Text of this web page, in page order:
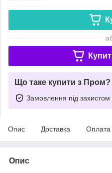
Що таке купити з Пром?
Замовлення під захистом
Опис Доставка Оплата
Опис